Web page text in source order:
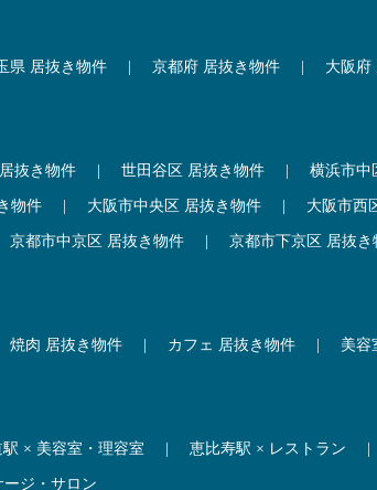
県 居抜き物件 京都府 居抜き物件 大阪府
抜き物件 世田谷区 居抜き物件 横浜市中
物件 大阪市中央区 居抜き物件 大阪市西
京都市中京区 居抜き物件 京都市下京区 居抜き
焼肉 居抜き物件 カフェ 居抜き物件 美容
× 美容室・理容室 恵比寿駅 × レストラン
ジ・サロン